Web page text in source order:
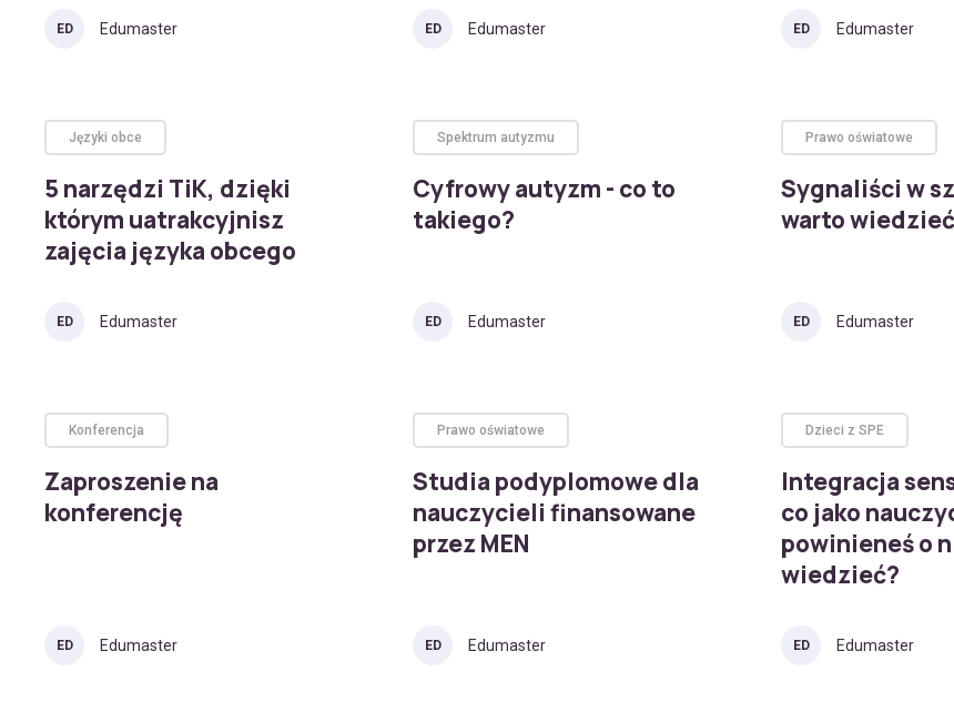
ED Edumaster ED Edumaster ED Edumaster
Języki obce
5 narzędzi TiK, dzięki
którym uatrakcyjnisz
zajęcia języka obcego
ED Edumaster
Spektrum autyzmu
Cyfrowy autyzm - co to
takiego?
ED Edumaster
Prawo oświatowe
Sygnaliści w
warto
ED Edumaster
Konferencja
Zaproszenie na
konferencję
ED Edumaster
Prawo oświatowe
Studia podyplomowe dla
nauczycieli finansowane
przez MEN
ED Edumaster
Dzieci z SPE
Integracja
co jako
powinieneś o
wiedzieć?
ED Edumaster